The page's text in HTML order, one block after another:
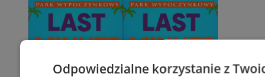
Odpowiedzialne korzystanie z